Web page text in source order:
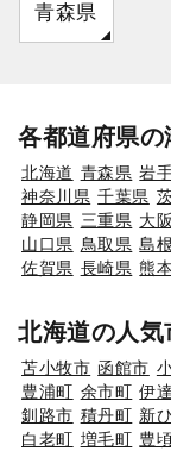
青森県
各都道府県
北海道 青森県 岩
神奈川県 千葉県
静岡県 三重県 大
山口県 鳥取県 島
佐賀県 長崎県 熊
北海道の人
苫小牧市 函館市
豊浦町 余市町 伊
釧路市 積丹町 新
白老町 増毛町 豊